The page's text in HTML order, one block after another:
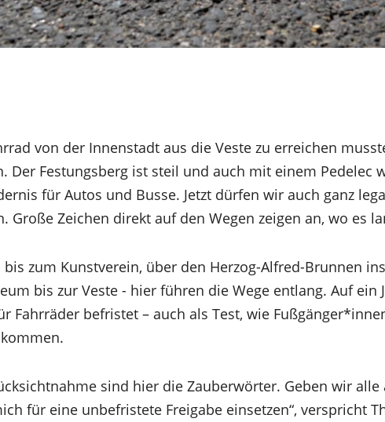
von der Innenstadt aus die Veste zu erreichen
Der Festungsberg ist steil und auch mit einem Pedelec
für Autos und Busse. Jetzt dürfen wir auch ganz
Große Zeichen direkt auf den Wegen zeigen an, wo es
bis zum Kunstverein, über den Herzog-Alfred-Brunnen
bis zur Veste - hier führen die Wege entlang. Auf ein
Fahrräder befristet – auch als Test, wie
sind hier die Zauberwörter. Geben wir
für eine unbefristete Freigabe einsetzen“, verspricht